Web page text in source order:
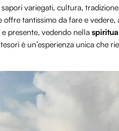
variegati, cultura,
offre tantissimo da fare e
presente, vedendo nella
è un’esperienza unica che